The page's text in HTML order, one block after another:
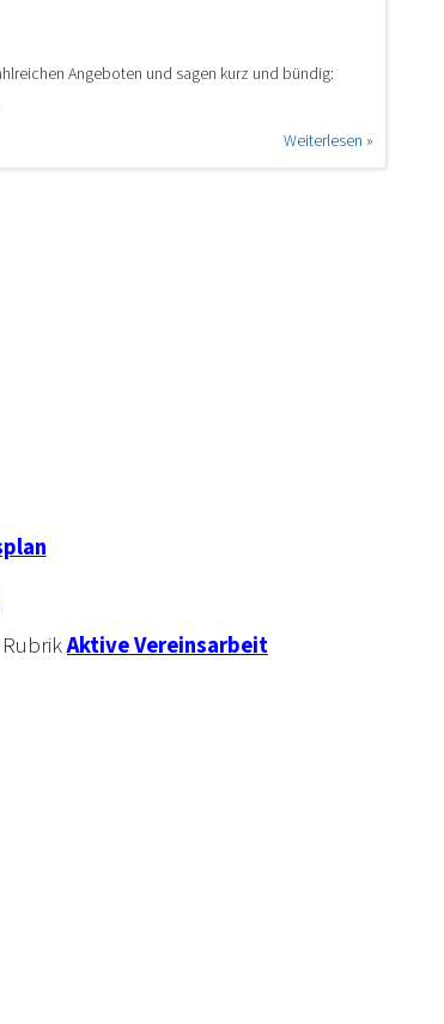
Angeboten und sagen kurz und bündig:
Weiterlesen »
Aktive Vereinsarbeit